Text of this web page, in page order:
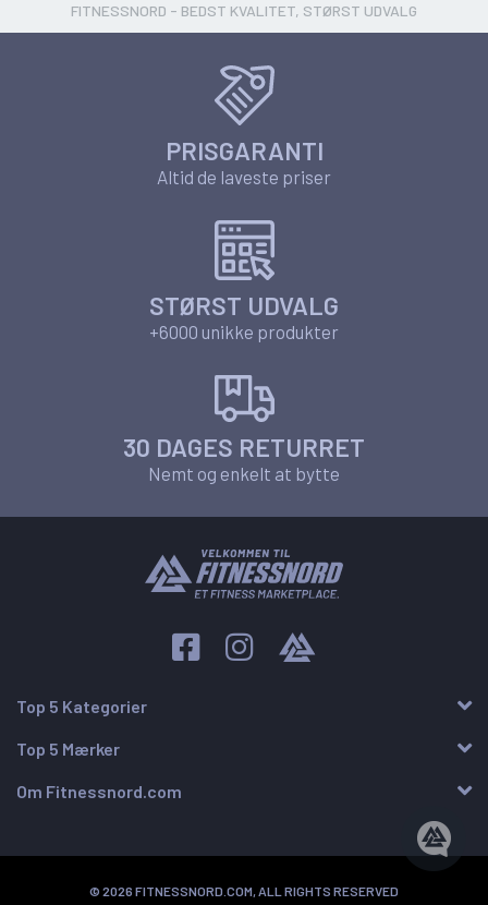
FITNESSNORD - BEDST KVALITET, STØRST UDVALG
PRISGARANTI
Altid de laveste priser
STØRST UDVALG
+6000 unikke produkter
30 DAGES RETURRET
Nemt og enkelt at bytte
Top 5 Kategorier
Top 5 Mærker
Om Fitnessnord.com
© 2026 FITNESSNORD.COM, ALL RIGHTS RESERVED